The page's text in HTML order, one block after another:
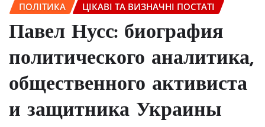
ПОЛІТИКА ЦІКАВІ ТА ВИЗНАЧНІ ПОСТАТІ
Павел Нусс: биография
политического аналитика,
общественного активиста
и защитника Украины